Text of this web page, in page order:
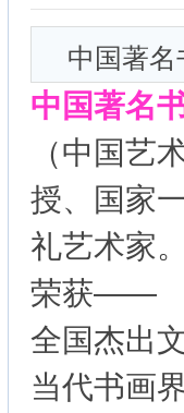
中国著
中国著名
（中国艺
授、国家
礼艺术家。
荣获——
全国杰出
当代书画